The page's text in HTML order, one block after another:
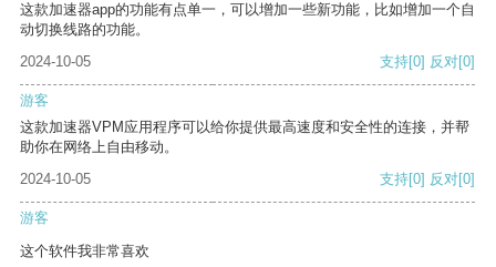
这款加速器app的功能有点单一，可以增加一些新功能，比如增加一个自
动切换线路的功能。
2024-10-05
支持[0] 反对[0]
游客
这款加速器VPM应用程序可以给你提供最高速度和安全性的连接，并帮
助你在网络上自由移动。
2024-10-05
支持[0] 反对[0]
游客
这个软件我非常喜欢